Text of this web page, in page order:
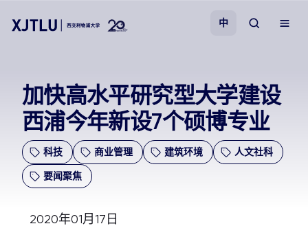
招生
科研
中
加快高水平研究型大学建设
西浦今年新设7个硕博专业
科技 商业管理 建筑环境 人文社科
要闻聚焦
2020年01月17日